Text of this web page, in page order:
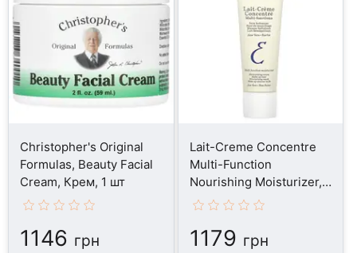
Christopher's Original
Formulas, Beauty Facial
Cream, Крем, 1 шт
1146 грн
Lait-Creme Concentre
Multi-Function
Nourishing Moisturizer,
Крем, 30 мл
1179 грн